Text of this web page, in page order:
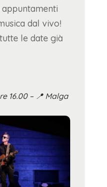
dal vivo!
le date già
16.00 – 📍 Malga